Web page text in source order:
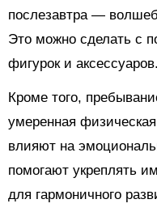
послезавтра —
Это можно сделать с
фигурок и аксессуаров.
Кроме того,
умеренная
влияют на
помогают укреплять
для гармоничного